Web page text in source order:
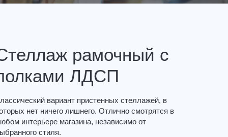
рамочный с
ЛДСП
вариант пристенных стеллажей, в
нет ничего лишнего. Отлично смотрятся в
интерьере магазина, независимо от
стиля.